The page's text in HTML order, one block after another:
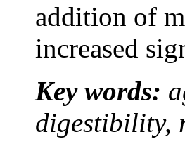
addition of
increased
Key words:
digestibility,